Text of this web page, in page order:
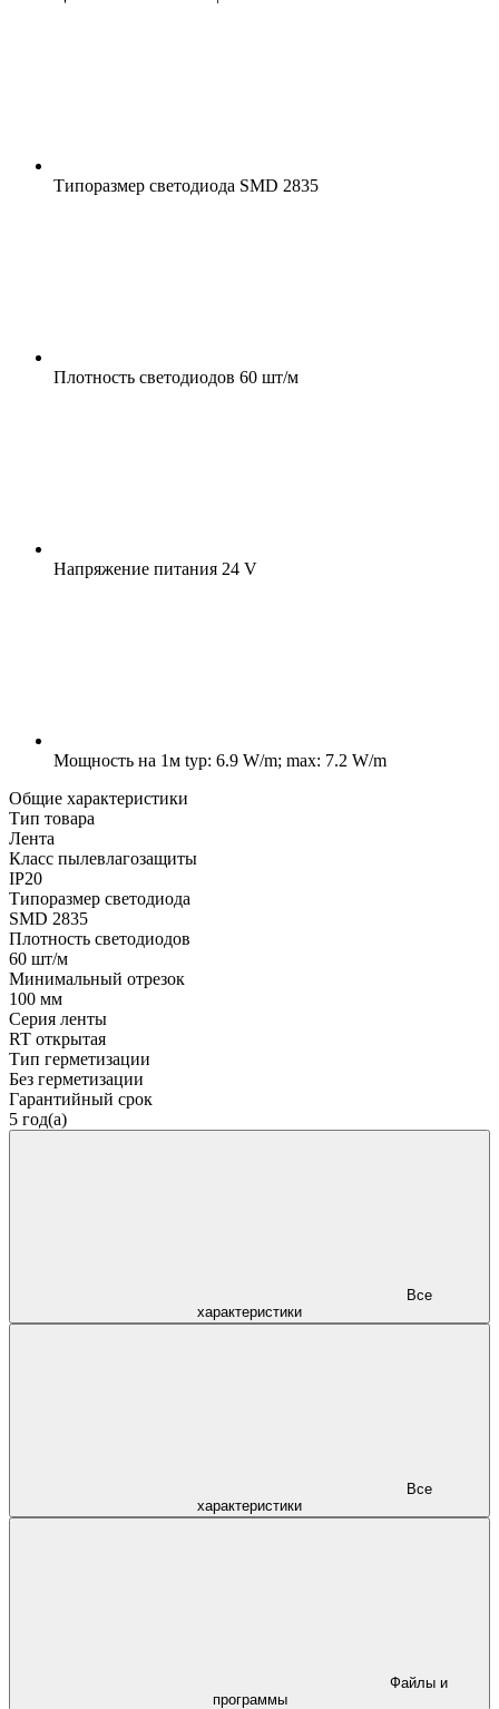
Типоразмер светодиода SMD 2835
Плотность светодиодов 60 шт/м
Напряжение питания 24 V
Мощность на 1м typ: 6.9 W/m; max: 7.2 W/m
Общие характеристики
Тип товара
Лента
Класс пылевлагозащиты
IP20
Типоразмер светодиода
SMD 2835
Плотность светодиодов
60 шт/м
Минимальный отрезок
100 мм
Серия ленты
RT открытая
Тип герметизации
Без герметизации
Гарантийный срок
5 год(а)
характеристики
характеристики
программы